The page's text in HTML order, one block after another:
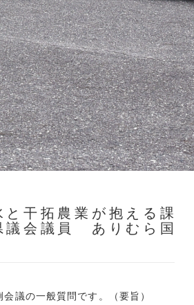
と干拓農業が抱える課
会議員 ありむら国
議の一般質問です。（要旨）